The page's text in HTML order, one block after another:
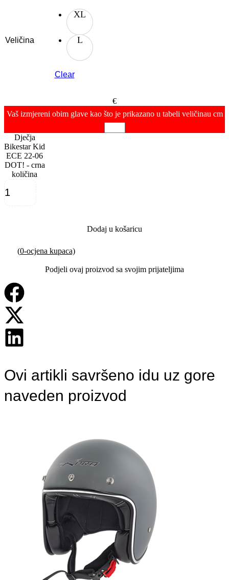
Veličina
XL
L
Clear
€
Vaš izmjereni obim glave kao što je prikazano u tabeli veličinau cm
Dječja
Bikestar Kid
ECE 22-06
DOT! - crna
količina
Dodaj u košaricu
(0-ocjena kupaca)
Podjeli ovaj proizvod sa svojim prijateljima
Ovi artikli savršeno idu uz gore
naveden proizvod